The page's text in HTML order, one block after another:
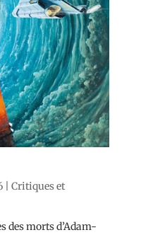
| Critiques et
des morts d’Adam-